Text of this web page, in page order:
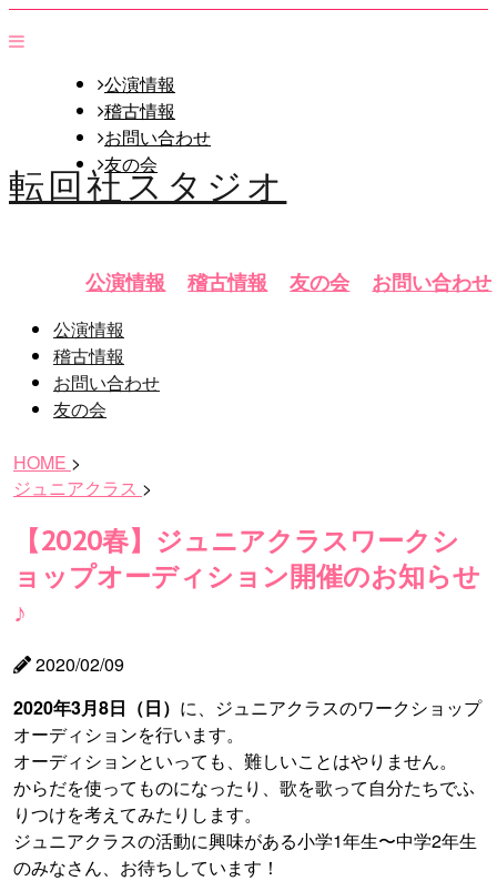
公演情報
稽古情報
お問い合わせ
友の会
転回社スタジオ
公演情報 稽古情報 友の会 お問い合わせ
公演情報
稽古情報
お問い合わせ
友の会
HOME >
ジュニアクラス >
【2020春】ジュニアクラスワークシ
ョップオーディション開催のお知らせ
♪
2020/02/09
2020年3月8日（日） に、ジュニアクラスのワークショップ
オーディションを行います。
オーディションといっても、難しいことはやりません。
からだを使ってものになったり、歌を歌って自分たちでふ
りつけを考えてみたりします。
ジュニアクラスの活動に興味がある小学1年生〜中学2年生
のみなさん、お待ちしています！